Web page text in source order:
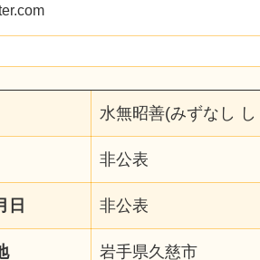
水無昭善(みずなし
非公表
日 非公表
岩手県久慈市